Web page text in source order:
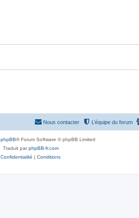
s
s
L’équipe du forum
Nous contacter
phpBB® Forum Software © phpBB Limited
Traduit parphpBB-fr.com
Confidentialité | Conditions